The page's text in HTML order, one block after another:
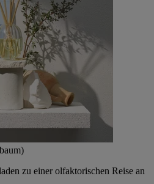
zu einer olfaktorischen Reise an